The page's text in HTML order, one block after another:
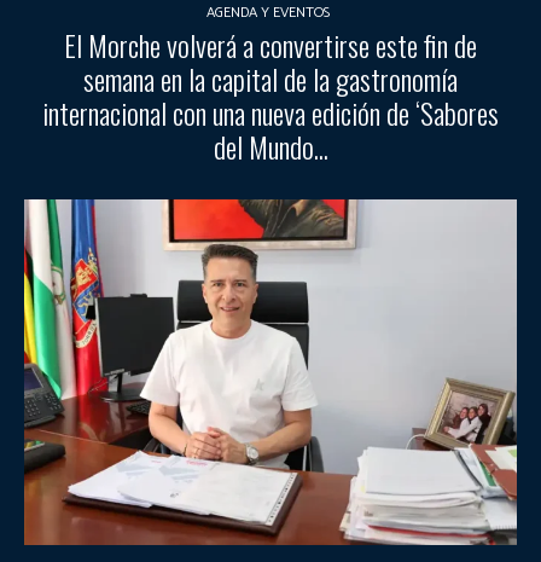
AGENDA Y EVENTOS
El Morche volverá a convertirse este fin de
semana en la capital de la gastronomía
internacional con una nueva edición de ‘Sabores
del Mundo...